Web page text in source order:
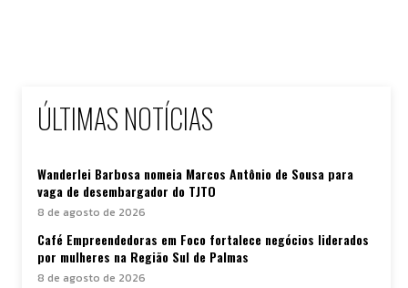
ÚLTIMAS NOTÍCIAS
Wanderlei Barbosa nomeia Marcos Antônio de Sousa para
vaga de desembargador do TJTO
8 de agosto de 2026
Café Empreendedoras em Foco fortalece negócios liderados
por mulheres na Região Sul de Palmas
8 de agosto de 2026